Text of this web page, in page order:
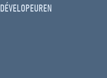
DÉVELOPEUREN